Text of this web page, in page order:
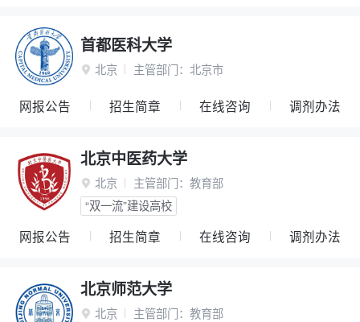
首都医科大学
 北京 主管部门： 北京市
网报公告 招生简章 在线咨询 调剂办法
北京中医药大学
 北京 主管部门： 教育部
“双一流”建设高校
网报公告 招生简章 在线咨询 调剂办法
北京师范大学
 北京 主管部门： 教育部